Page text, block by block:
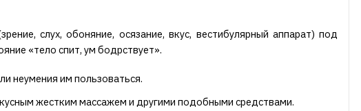
слух, обоняние, осязание, вкус, вестибулярный аппарат) под
«тело спит, ум бодрствует».
неумения им пользоваться.
жестким массажем и другими подобными средствами.